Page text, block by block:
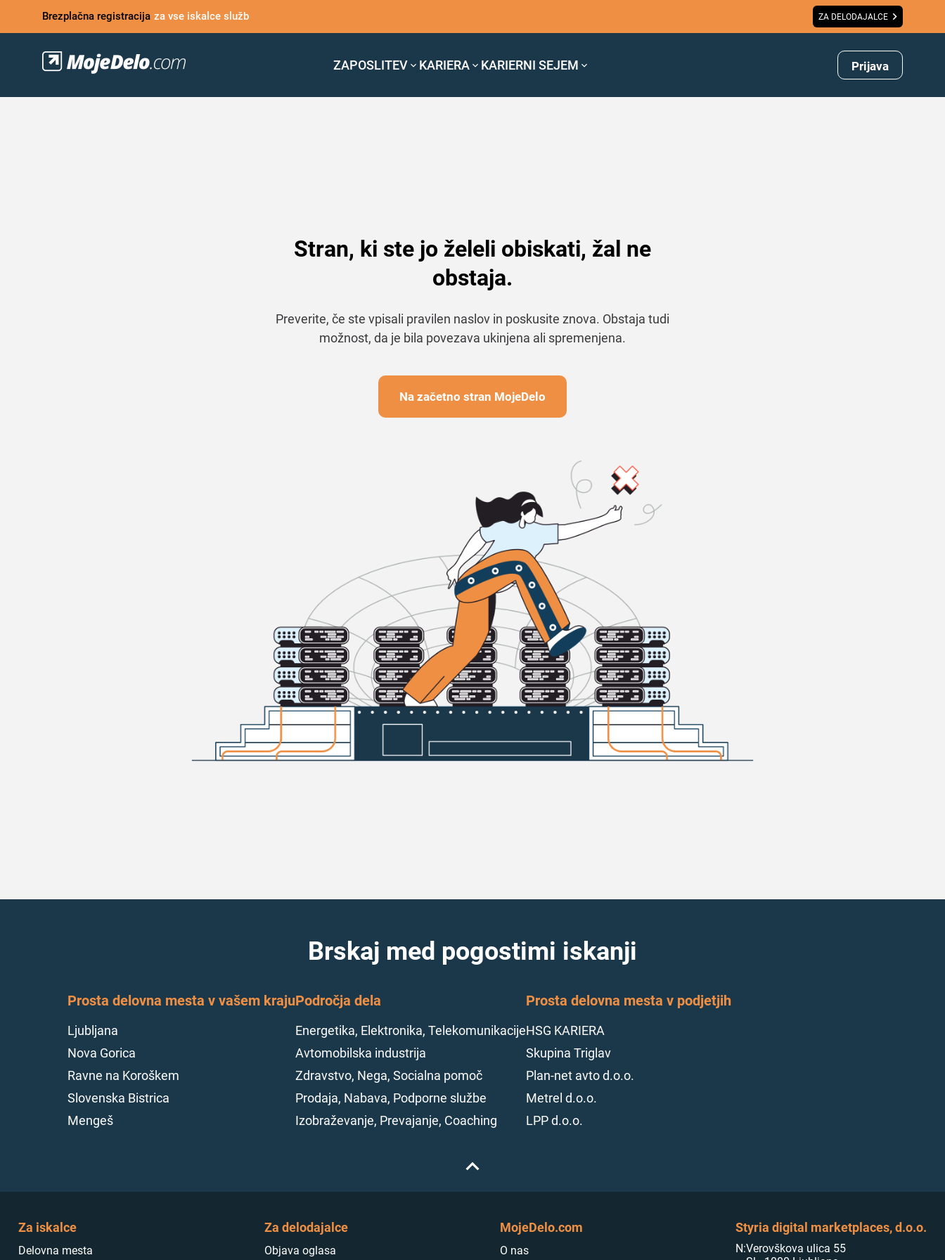
Brezplačna registracija za vse iskalce služb ZA DELODAJALCE
ZAPOSLITEV KARIERA KARIERNI SEJEM Prijava
Stran, ki ste jo želeli obiskati, žal ne
obstaja.
Preverite, če ste vpisali pravilen naslov in poskusite znova. Obstaja tudi
možnost, da je bila povezava ukinjena ali spremenjena.
Na začetno stran MojeDelo
Brskaj med pogostimi iskanji
Prosta delovna mesta v vašem kraju
Ljubljana
Nova Gorica
Ravne na Koroškem
Slovenska Bistrica
Mengeš
Področja dela
Energetika, Elektronika, Telekomunikacije
Avtomobilska industrija
Zdravstvo, Nega, Socialna pomoč
Prodaja, Nabava, Podporne službe
Izobraževanje, Prevajanje, Coaching
Prosta delovna mesta v podjetjih
HSG KARIERA
Skupina Triglav
Plan-net avto d.o.o.
Metrel d.o.o.
LPP d.o.o.
Za iskalce
Delovna mesta
Za delodajalce
Objava oglasa
MojeDelo.com
O nas
Styria digital marketplaces, d.o.o.
N:Verovškova ulica 55